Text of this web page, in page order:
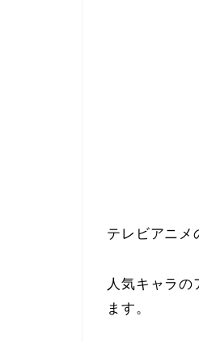
テレビアニメ
人気キャラ
ます。